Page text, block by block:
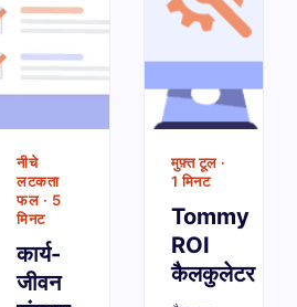
नीचे
लटकता
फल · 5
मिनट
कार्य-
जीवन
मुफ़्त टूल ·
1 मिनट
Tommy
ROI
कैलकुलेटर